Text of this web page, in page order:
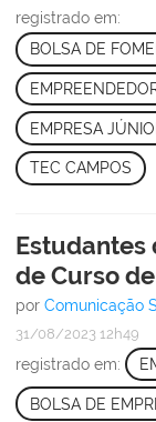
registrado em:
BOLSA DE
EMPRESA
TEC CAMPOS
Estudantes
de Curso
por Comunicação
31/08/2023 12h49
registrado em:
BOLSA DE